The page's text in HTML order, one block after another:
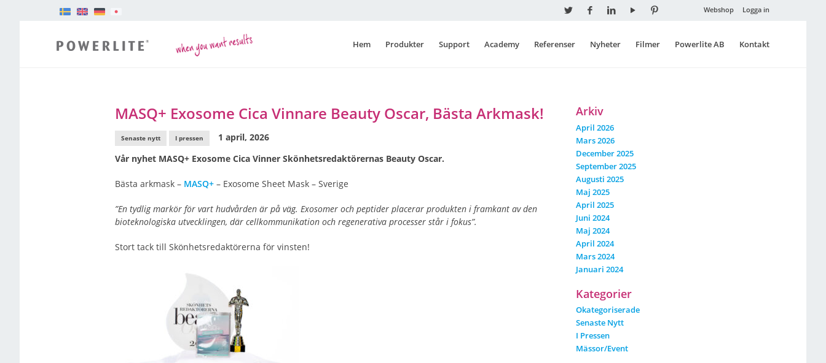
Webshop Logga in
Hem Produkter Support Academy Referenser Nyheter Filmer Powerlite AB Kontakt
MASQ+ Exosome Cica Vinnare Beauty Oscar, Bästa Arkmask!
Senaste nytt I pressen
1 april, 2026
Vår nyhet MASQ+ Exosome Cica Vinner Skönhetsredaktörernas Beauty Oscar.
Bästa arkmask – MASQ+ – Exosome Sheet Mask – Sverige
”En tydlig markör för vart hudvården är på väg. Exosomer och peptider placerar produkten i framkant av den
bioteknologiska utvecklingen, där cellkommunikation och regenerativa processer står i fokus”.
Stort tack till Skönhetsredaktörerna för vinsten!
Arkiv
April 2026
Mars 2026
December 2025
September 2025
Augusti 2025
Maj 2025
April 2025
Juni 2024
Maj 2024
April 2024
Mars 2024
Januari 2024
Kategorier
Okategoriserade
Senaste Nytt
I Pressen
Mässor/event